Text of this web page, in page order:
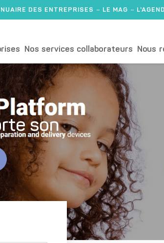
DES ENTREPRISES LE MAG
Nos services collaborateurs Nous
son